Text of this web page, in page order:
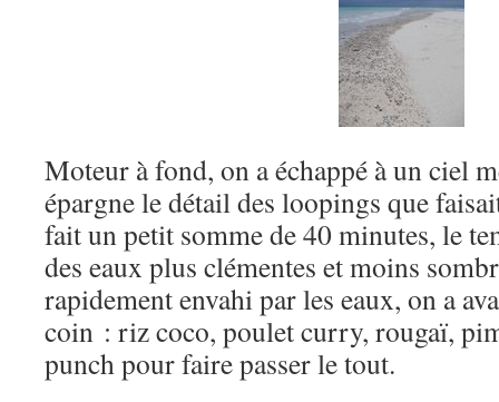
Moteur à fond, on a échappé à un ciel
épargne le détail des loopings que
fait un petit somme de 40 minutes, le
des eaux plus clémentes et moins
rapidement envahi par les eaux, on a
coin : riz coco, poulet curry, rougaï,
punch pour faire passer le tout.